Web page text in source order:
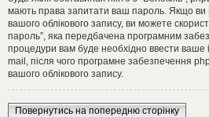
мають права запитати ваш пароль. Якщо
вашого облікового запису, ви можете
пароль”, яка передбачена програмним
процедури вам буде необхідно ввести ваше
mail, після чого програмне забезпечення
вашого облікового запису.
Повернутись на попередню сторінку